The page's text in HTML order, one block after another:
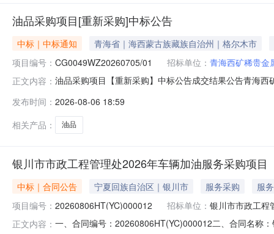
油品采购项目[重新采购]中标公告
中标｜中标通知
青海省｜海西蒙古族藏族自治州｜格尔木市
项目编号： CG0049WZ20260705/01 招标单位： 青海西矿稀贵金
正文内容： 油品采购项目【重新采购】中标公告成交结果公告青海
系事项联系人：华海金，联系方式：13107573158青海
发布时间： 2026-08-06 18:59
相关产品：
油品
银川市市政工程管理处2026年车辆加油服务采购项目
中标｜合同公告 宁夏回族自治区｜银川市 服务采购
服务
项目编号： 20260806HT(YC)000012 招标单位： 银川市市政工程
正文内容： 一、合同编号：20260806HT(YC)000012二、合同名称